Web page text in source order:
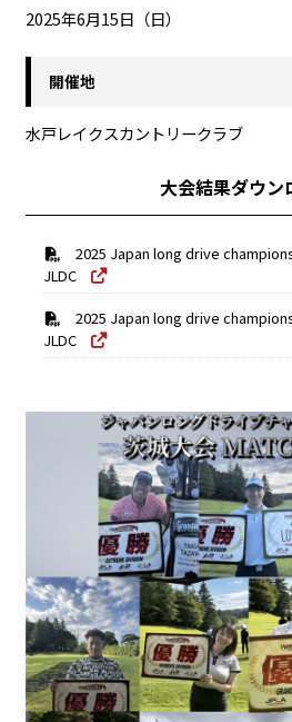
2025年6月15日（日）
開催地
水戸レイクスカントリークラブ
大会結果ダウン
2025 Japan long drive
JLDC
2025 Japan long drive
JLDC